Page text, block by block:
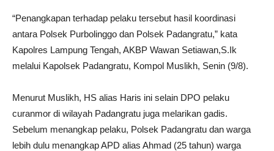
“Penangkapan terhadap pelaku tersebut hasil koordinasi
antara Polsek Purbolinggo dan Polsek Padangratu,” kata
Kapolres Lampung Tengah, AKBP Wawan Setiawan,S.Ik
melalui Kapolsek Padangratu, Kompol Muslikh, Senin (9/8).
Menurut Muslikh, HS alias Haris ini selain DPO pelaku
curanmor di wilayah Padangratu juga melarikan gadis.
Sebelum menangkap pelaku, Polsek Padangratu dan warga
lebih dulu menangkap APD alias Ahmad (25 tahun) warga